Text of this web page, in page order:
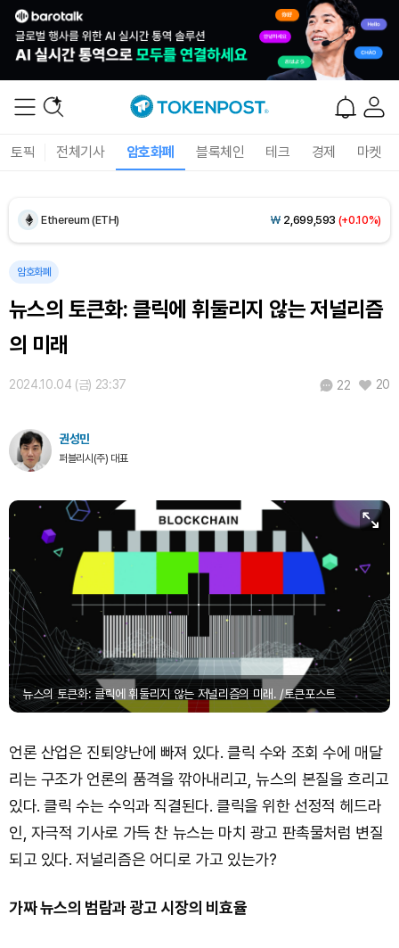
토픽 전체기사 암호화폐 블록체인 테크 경제 마켓
Tether USDt (USDT) ₩1,407 (-0.02%)
BNB (BNB)
USDC (USDC) ₩1,408(0.00%)
XRP (XRP)
TRON (TRX)
Dogecoin (DOGE) ₩ (-0.21%)
Bitcoin (BTC) 91,236,845 (-0.25%)
암호화폐
뉴스의 토큰화: 클릭에 휘둘리지 않는 저널리즘
의 미래
2024.10.04 (금) 23:37 22 20
권성민
퍼블리시(주) 대표
뉴스의 토큰화: 클릭에 휘둘리지 않는 저널리즘의 미래. /토큰포스트
언론 산업은 진퇴양난에 빠져 있다. 클릭 수와 조회 수에 매달
리는 구조가 언론의 품격을 깎아내리고, 뉴스의 본질을 흐리고
있다. 클릭 수는 수익과 직결된다. 클릭을 위한 선정적 헤드라
인, 자극적 기사로 가득 찬 뉴스는 마치 광고 판촉물처럼 변질
되고 있다. 저널리즘은 어디로 가고 있는가?
가짜 뉴스의 범람과 광고 시장의 비효율